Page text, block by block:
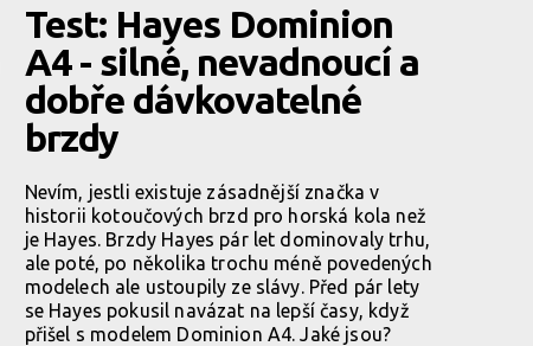
Test: Hayes Dominion
A4 - silné, nevadnoucí a
dobře dávkovatelné
brzdy
Nevím, jestli existuje zásadnější značka v
historii kotoučových brzd pro horská kola než
je Hayes. Brzdy Hayes pár let dominovaly trhu,
ale poté, po několika trochu méně povedených
modelech ale ustoupily ze slávy. Před pár lety
se Hayes pokusil navázat na lepší časy, když
přišel s modelem Dominion A4. Jaké jsou?